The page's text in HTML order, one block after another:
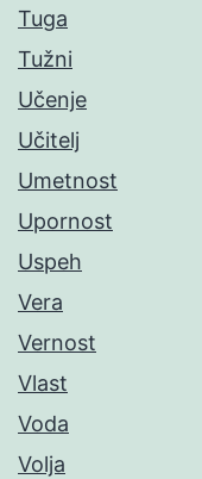
Tuga
Tužni
Učenje
Učitelj
Umetnost
Upornost
Uspeh
Vera
Vernost
Vlast
Voda
Volja